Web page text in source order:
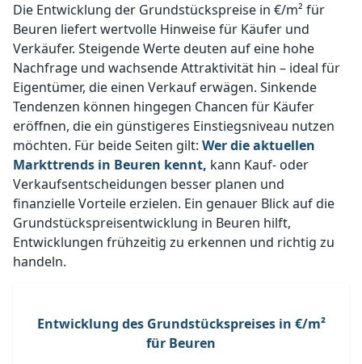
Die Entwicklung der Grundstückspreise in €/m² für
Beuren liefert wertvolle Hinweise für Käufer und
Verkäufer. Steigende Werte deuten auf eine hohe
Nachfrage und wachsende Attraktivität hin – ideal für
Eigentümer, die einen Verkauf erwägen. Sinkende
Tendenzen können hingegen Chancen für Käufer
eröffnen, die ein günstigeres Einstiegsniveau nutzen
möchten. Für beide Seiten gilt: Wer die aktuellen
Markttrends in Beuren kennt, kann Kauf- oder
Verkaufsentscheidungen besser planen und
finanzielle Vorteile erzielen. Ein genauer Blick auf die
Grundstückspreisentwicklung in Beuren hilft,
Entwicklungen frühzeitig zu erkennen und richtig zu
handeln.
Entwicklung des Grundstückspreises in €/m²
für Beuren